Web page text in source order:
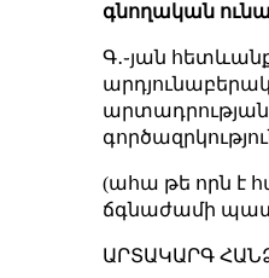
գնողական
Գ․֊յան
արտադրության
(ահա թե որն է
ճգնաժամի
ԱՐՏԱԿԱՐԳ